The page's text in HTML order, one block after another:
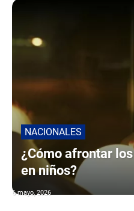
NACIONALES
¿Cómo afrontar
en niños?
6 mayo, 2026